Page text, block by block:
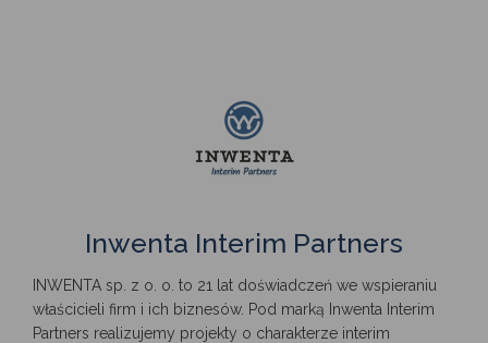
Inwenta Interim Partners
INWENTA sp. z o. o. to 21 lat doświadczeń we wspieraniu
właścicieli firm i ich biznesów. Pod marką Inwenta Interim
Partners realizujemy projekty o charakterze interim